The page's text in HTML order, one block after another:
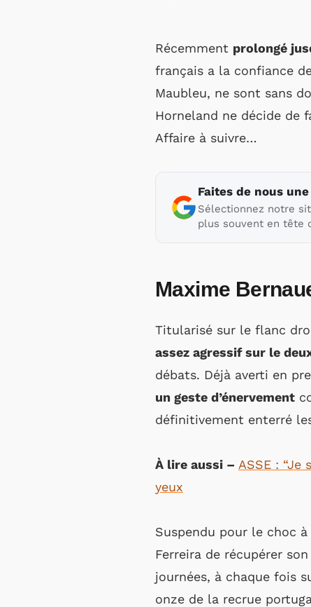
Récemment prolongé
français a la confiance
Maubleu, ne sont sans
Horneland ne décide de
Affaire à suivre…
Faites de nous
Sélectionnez notre
plus souvent en tête
Maxime
Titularisé sur le flanc
assez agressif sur le
débats. Déjà averti en
un geste d’énervement
définitivement enterré
À lire aussi – ASSE : “Je
yeux
Suspendu pour le choc
Ferreira de récupérer
journées, à chaque fois
onze de la recrue